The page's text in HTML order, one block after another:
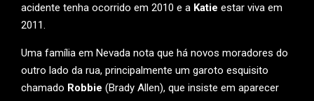
acidente tenha ocorrido em 2010 e a Katie estar viva em
2011.
Uma família em Nevada nota que há novos moradores do
outro lado da rua, principalmente um garoto esquisito
chamado Robbie (Brady Allen), que insiste em aparecer